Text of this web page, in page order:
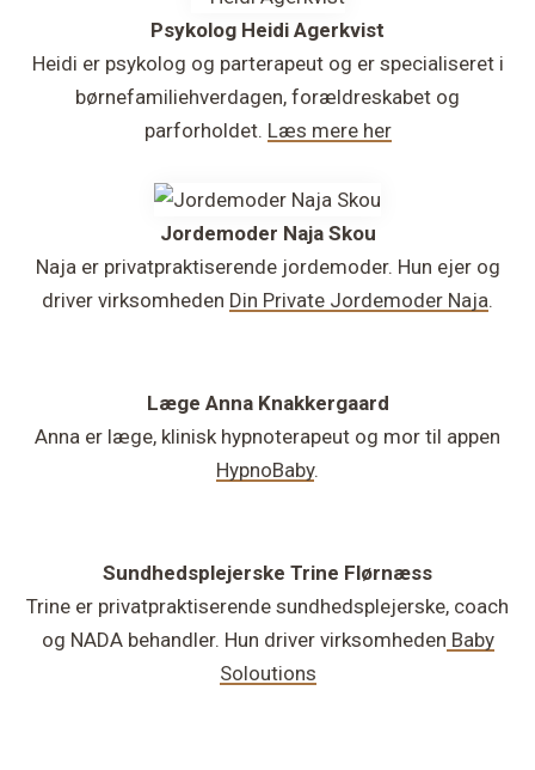
Psykolog Heidi Agerkvist
Heidi er psykolog og parterapeut og er specialiseret i
børnefamiliehverdagen, forældreskabet og
parforholdet. Læs mere her
Jordemoder Naja Skou
Naja er privatpraktiserende jordemoder. Hun ejer og
driver virksomheden Din Private Jordemoder Naja.
Læge Anna Knakkergaard
Anna er læge, klinisk hypnoterapeut og mor til appen
HypnoBaby.
Sundhedsplejerske Trine Flørnæss
Trine er privatpraktiserende sundhedsplejerske, coach
og NADA behandler. Hun driver virksomheden Baby
Soloutions